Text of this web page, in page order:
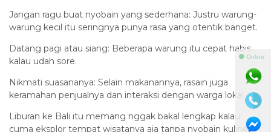
Jangan ragu buat nyobain yang sederhana: Justru warung-
warung kecil itu seringnya punya rasa yang otentik banget.
Datang pagi atau siang: Beberapa warung itu cepat habis
kalau udah sore.
Nikmati suasananya: Selain makanannya, rasain juga
keramahan penjualnya dan interaksi dengan warga lokal.
Liburan ke Bali itu memang nggak bakal lengkap kalau
cuma eksplor tempat wisatanya aja tanpa nyobain kuliner
⚫ Online